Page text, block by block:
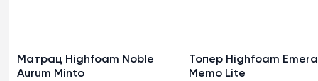
Матрац Highfoam Noble
Aurum Minto
Топер Highfoam
Memo Lite